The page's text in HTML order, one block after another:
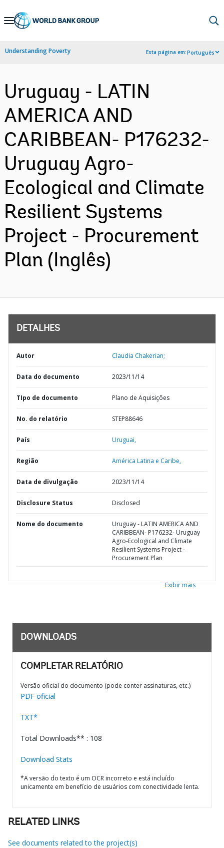
Skip
Navigation
Understanding Poverty Esta página em:Português
Uruguay - LATIN
AMERICA AND
CARIBBEAN- P176232-
Uruguay Agro-
Ecological and Climate
Resilient Systems
Project - Procurement
Plan (Inglês)
DETALHES
Autor Claudia Chakerian;
Data do documento 2023/11/14
TIpo de documento Plano de Aquisições
No. do relatório STEP88646
País Uruguai,
Região América Latina e Caribe,
Data de divulgação 2023/11/14
Disclosure Status Disclosed
Nome do documento
Uruguay - LATIN AMERICA AND
CARIBBEAN- P176232- Uruguay
Agro-Ecological and Climate
Resilient Systems Project -
Procurement Plan
Exibir mais
DOWNLOADS
COMPLETAR RELATÓRIO
Versão oficial do documento (pode conter assinaturas, etc.)
PDF oficial
TXT*
Total Downloads** : 108
Download Stats
*A versão do texto é um OCR incorreto e está incluído
unicamente em benefício de usuários com conectividade lenta.
RELATED LINKS
See documents related to the project(s)